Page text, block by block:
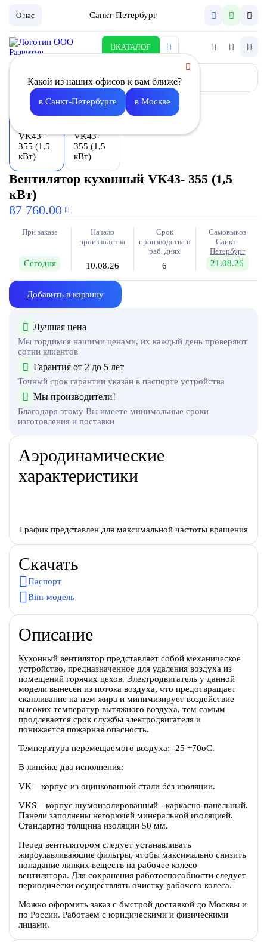
О нас Санкт-Петербург
КАТАЛОГ
Какой из наших офисов к вам ближе?
в Санкт-Петербурге в Москве
Вентилятор кухонный VK43- 355 (1,5
кВт)
87 760.00
При заказе
Сегодня
Начало
производства
10.08.26
Срок
производства в
раб. днях
6
Самовывоз
Санкт-
Петербург
21.08.26
Добавить в корзину
Лучшая цена
Мы гордимся нашими ценами, их каждый день проверяют
сотни клиентов
Гарантия от 2 до 5 лет
Точный срок гарантии указан в паспорте устройства
Мы производители!
Благодаря этому Вы имеете минимальные сроки
изготовления и поставки
Аэродинамические
характеристики
График представлен для максимальной частоты вращения
Скачать
Паспорт
Bim-модель
Описание
Кухонный вентилятор представляет собой механическое
устройство, предназначенное для удаления воздуха из
помещений горячих цехов. Электродвигатель у данной
модели вынесен из потока воздуха, что предотвращает
скапливание на нем жира и минимизирует воздействие
высоких температур вытяжного воздуха, тем самым
продлевается срок службы электродвигателя и
понижается пожарная опасность.
Температура перемещаемого воздуха: -25 +70оС.
В линейке два исполнения:
VK – корпус из оцинкованной стали без изоляции.
VKS – корпус шумоизолированный - каркасно-панельный.
Панели заполнены негорючей минеральной изоляцией.
Стандартно толщина изоляции 50 мм.
Перед вентилятором следует устанавливать
жироулавливающие фильтры, чтобы максимально снизить
попадание липких веществ на рабочее колесо
вентилятора. Для сохранения работоспособности следует
периодически осуществлять очистку рабочего колеса.
Можно оформить заказ с быстрой доставкой до Москвы и
по России. Работаем с юридическими и физическими
лицами.